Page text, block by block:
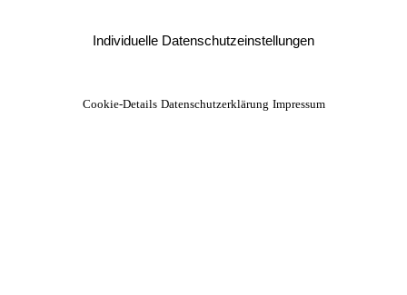
Individuelle Datenschutzeinstellungen
Cookie-Details Datenschutzerklärung Impressum